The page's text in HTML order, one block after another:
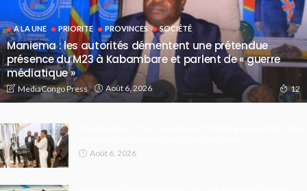
A LA UNE PRIORITE PROVINCES SOCIÉTÉ
Maniema : les autorités démentent une prétendue
présence du M23 à Kabambare et parlent de « guerre
médiatique »
MediaCongo Press Août 6, 2026 12
Août 6, 2026